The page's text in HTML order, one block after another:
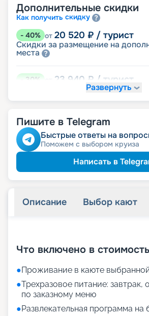
Дополнительные скидки
Как получить скидку
- 40% от 20 520 ₽ / турист
Скидки за размещение на
места
30% 23 940 ₽ / турист
размещение
30 780
Скидкадетям
Скидкапенсионерам
Развернуть
Пишите в Telegram
Быстрые ответы на
Поможем с выбором круиза
Написать в
Описание Выбор кают
Что включено в стоимость
●Проживание в каюте
●Трехразовое питание: завтрак,
по заказному меню
●Развлекательная программа на